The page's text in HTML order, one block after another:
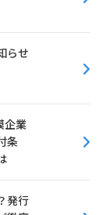
らせ
企業
条
発行